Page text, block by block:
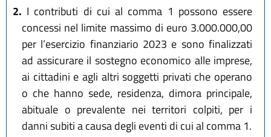
2. I contributi di cui al comma 1 possono essere
concessi nel limite massimo di euro 3.000.000,00
per l’esercizio finanziario 2023 e sono finalizzati
ad assicurare il sostegno economico alle imprese,
ai cittadini e agli altri soggetti privati che operano
o che hanno sede, residenza, dimora principale,
abituale o prevalente nei territori colpiti, per i
danni subiti a causa degli eventi di cui al comma 1.